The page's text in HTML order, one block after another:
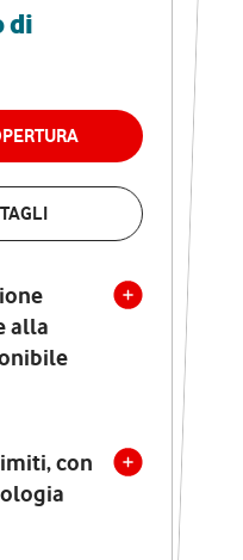
di
alla
con
CLUB
LA COPERTURA
alla
limiti, con
tecnologia
con Wi-Fi 7